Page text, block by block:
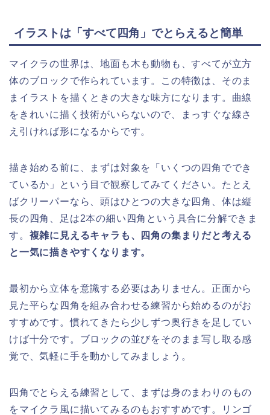
イラストは「すべて四角」でとらえると簡単
マイクラの世界は、地面も木も動物も、すべてが立方
体のブロックで作られています。この特徴は、そのま
まイラストを描くときの大きな味方になります。曲線
をきれいに描く技術がいらないので、まっすぐな線さ
え引ければ形になるからです。
描き始める前に、まずは対象を「いくつの四角ででき
ているか」という目で観察してみてください。たとえ
ばクリーパーなら、頭はひとつの大きな四角、体は縦
長の四角、足は2本の細い四角という具合に分解できま
す。 複雑に見えるキャラも、四角の集まりだと考える
と一気に描きやすくなります。
最初から立体を意識する必要はありません。正面から
見た平らな四角を組み合わせる練習から始めるのがお
すすめです。慣れてきたら少しずつ奥行きを足してい
けば十分です。ブロックの並びをそのまま写し取る感
覚で、気軽に手を動かしてみましょう。
四角でとらえる練習として、まずは身のまわりのもの
をマイクラ風に描いてみるのもおすすめです。リンゴ